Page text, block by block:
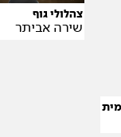
צהלולי גוף
שירה אביתר